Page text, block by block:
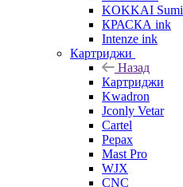
KOKKAI Sumi
КРАСКА ink
Intenze ink
Картриджи
Назад
Картриджи
Kwadron
Jconly Vetar
Cartel
Pepax
Mast Pro
WJX
CNC